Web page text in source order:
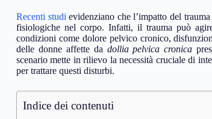
Recenti studi evidenziano che l’impatto del
fisiologiche nel corpo. Infatti, il trauma può
condizioni come dolore pelvico cronico,
delle donne affette da dollia pelvica cronica
scenario mette in rilievo la necessità cruciale di
per trattare questi disturbi.
Indice dei contenuti